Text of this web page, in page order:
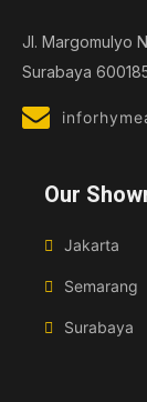
Jl. Margomulyo
Surabaya
Our
Jakarta
Semarang
Surabaya